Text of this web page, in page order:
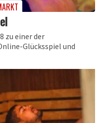
zu einer der
Glücksspiel und